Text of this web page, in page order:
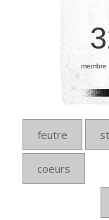
membre
feutre
coeurs